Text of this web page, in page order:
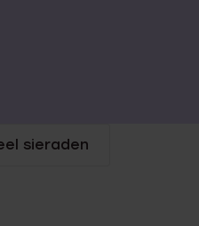
sieraden